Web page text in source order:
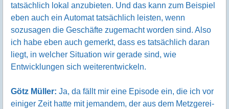
tatsächlich lokal anzubieten. Und das kann zum Beispiel
eben auch ein Automat tatsächlich leisten, wenn
sozusagen die Geschäfte zugemacht worden sind. Also
ich habe eben auch gemerkt, dass es tatsächlich daran
liegt, in welcher Situation wir gerade sind, wie
Entwicklungen sich weiterentwickeln.
Götz Müller: Ja, da fällt mir eine Episode ein, die ich vor
einiger Zeit hatte mit jemandem, der aus dem Metzgerei-